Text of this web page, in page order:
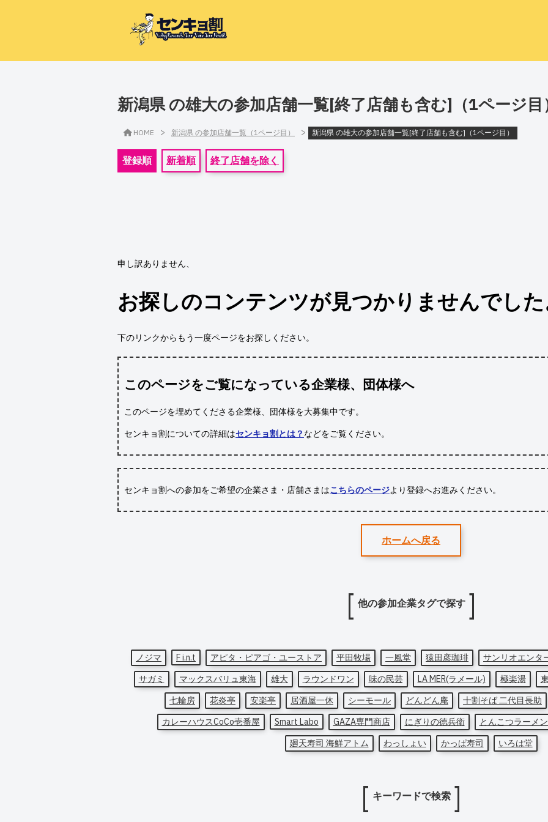
新潟県 の雄大の参加店舗一覧[終了店舗も含む]（1ページ目
HOME > 新潟県 の参加店舗一覧（1ページ目） > 新潟県 の雄大の参加店舗一覧[終了店舗も含む]（1ページ目）
登録順 新着順 終了店舗を除く
申し訳ありません、
お探しのコンテンツが見つかりませんでし
下のリンクからもう一度ページをお探しください。
このページをご覧になっている企業様、団体様へ
このページを埋めてくださる企業様、団体様を大募集中です。
センキョ割についての詳細はセンキョ割とは？ などをご覧ください。
センキョ割への参加をご希望の企業さま・店舗さまはこちらのページより登録へお進みください。
ホームへ戻る
他の参加企業タグで探す
ノジマ F i.n.t アピタ・ピアゴ・ユーストア 平田牧場 一風堂 猿田彦珈琲
サンリオエンタ
サガミ
マックスバリュ東海 雄大 ラウンドワン 味の民芸 LA MER(ラメール) 極楽湯
七輪房
花炎亭 安楽亭 居酒屋一休 シーモール どんどん庵
十割そば 二代目長助
カレーハウスCoCo壱番屋
Smart Labo GAZA専門商店 にぎりの徳兵衛
とんこつラーメ
廻天寿司 海鮮アトム
わっしょい かっぱ寿司 いろは堂
キーワードで検索